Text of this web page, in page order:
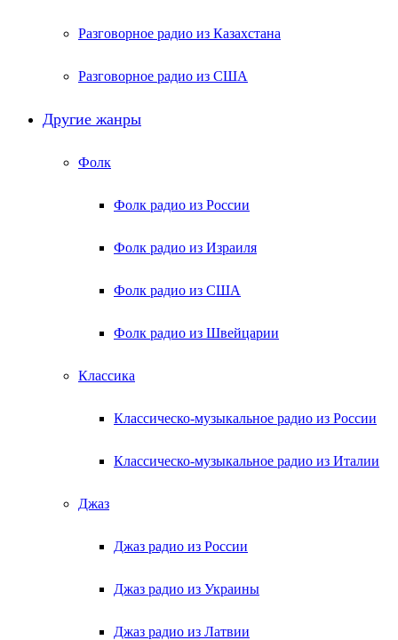
Разговорное радио из Казахстана
Разговорное радио из США
Другие жанры
Фолк
Фолк радио из России
Фолк радио из Израиля
Фолк радио из США
Фолк радио из Швейцарии
Классика
Классическо-музыкальное радио из России
Классическо-музыкальное радио из Италии
Джаз
Джаз радио из России
Джаз радио из Украины
Джаз радио из Латвии